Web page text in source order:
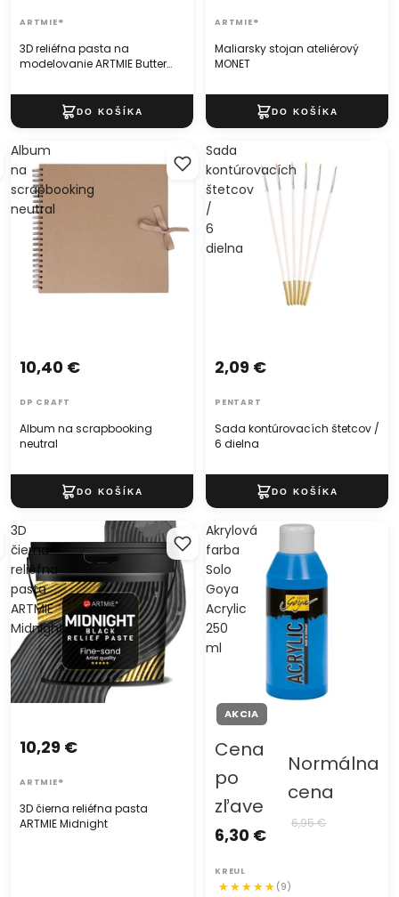
3D reliéfna pasta na
modelovanie ARTMIE Butter
ARTMIE®
Maliarsky stojan ateliérový
MONET
ARTMIE®
Album
na
scrapbooking
neutral
Album na scrapbooking
neutral
10,40 €
DP CRAFT
Sada
kontúrovacích
štetcov
/
6
dielna
Sada kontúrovacích štetcov /
6 dielna
2,09 €
PENTART
3D
čierna
reliéfna
pasta
ARTMIE
Midnight
3D čierna reliéfna pasta
ARTMIE Midnight
10,29 €
ARTMIE®
Akrylová
farba
Solo
Goya
Acrylic
250
ml
AKCIA
Cena
po
zľave
6,30 €
Normálna
cena
6,95 €
KREUL
(9)